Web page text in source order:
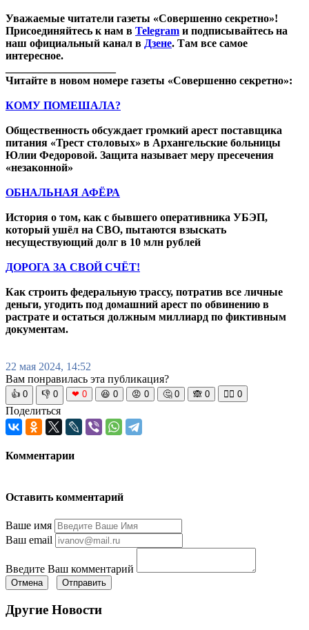
Уважаемые читатели газеты «Совершенно секретно»!
Присоединяйтесь к нам в Telegram и подписывайтесь на
наш официальный канал в Дзене. Там все самое
интересное.
Читайте в новом номере газеты «Совершенно секретно»:
КОМУ ПОМЕШАЛА?
Общественность обсуждает громкий арест поставщика
питания «Трест столовых» в Архангельские больницы
Юлии Федоровой. Защита называет меру пресечения
«незаконной»
ОБНАЛЬНАЯ АФЁРА
История о том, как с бывшего оперативника УБЭП,
который ушёл на СВО, пытаются взыскать
несуществующий долг в 10 млн рублей
ДОРОГА ЗА СВОЙ СЧЁТ!
Как строить федеральную трассу, потратив все личные
деньги, угодить под домашний арест по обвинению в
растрате и остаться должным миллиард по фиктивным
документам.
22 мая 2024, 14:52
Вам понравилась эта публикация?
👍 0 👎 0 ❤ 0 😆 0 😡 0 🤔 0 🙈 0 🧘‍♀️ 0
Поделиться
Комментарии
Оставить комментарий
Ваше имя
Ваш email
Введите Ваш комментарий
Отмена Отправить
Другие Новости